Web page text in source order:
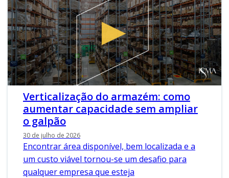
Verticalização do armazém: como
aumentar capacidade sem ampliar
o galpão
30 de julho de 2026
Encontrar área disponível, bem localizada e a
um custo viável tornou-se um desafio para
qualquer empresa que esteja